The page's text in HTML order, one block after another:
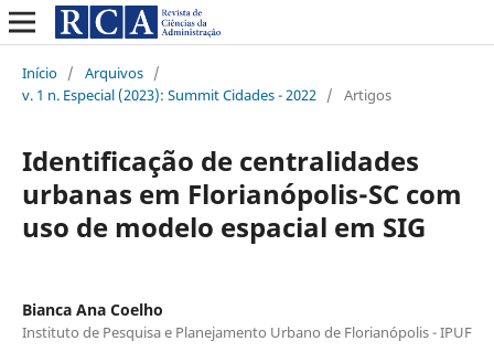
Início / Arquivos /
v. 1 n. Especial (2023): Summit Cidades - 2022 / Artigos
Identificação de centralidades
urbanas em Florianópolis-SC com
uso de modelo espacial em SIG
Bianca Ana Coelho
Instituto de Pesquisa e Planejamento Urbano de Florianópolis - IPUF